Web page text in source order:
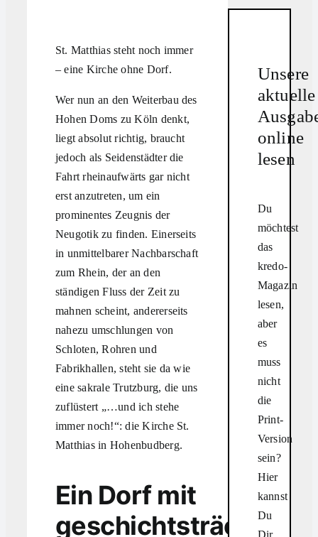
St. Matthias steht noch immer
– eine Kirche ohne Dorf.
Wer nun an den Weiterbau des
Hohen Doms zu Köln denkt,
liegt absolut richtig, braucht
jedoch als Seidenstädter die
Fahrt rheinaufwärts gar nicht
erst anzutreten, um ein
prominentes Zeugnis der
Neugotik zu finden. Einerseits
in unmittelbarer Nachbarschaft
zum Rhein, der an den
ständigen Fluss der Zeit zu
mahnen scheint, andererseits
nahezu umschlungen von
Schloten, Rohren und
Fabrikhallen, steht sie da wie
eine sakrale Trutzburg, die uns
zuflüstert „…und ich stehe
immer noch!“: die Kirche St.
Matthias in Hohenbudberg.
Ein Dorf mit
Unsere
aktuelle
online
lesen
Du
möchtest
das
kredo-
Magazin
lesen,
aber
es
muss
nicht
die
Print-
Version
sein?
Hier
kannst
Du
Dir